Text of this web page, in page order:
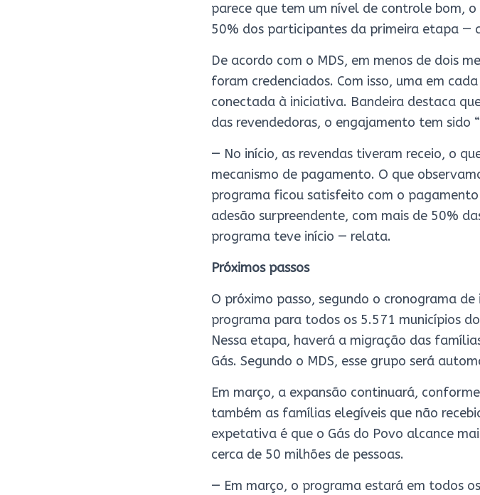
parece que tem um nível de controle bom,
50% dos participantes da primeira etapa —
De acordo com o MDS, em menos de dois
foram credenciados. Com isso, uma em
conectada à iniciativa. Bandeira destaca
das revendedoras, o engajamento tem sido
— No início, as revendas tiveram receio, o
mecanismo de pagamento. O que
programa ficou satisfeito com o
adesão surpreendente, com mais de 50%
programa teve início — relata.
Próximos passos
O próximo passo, segundo o cronograma
programa para todos os 5.571 municípios
Nessa etapa, haverá a migração das
Gás. Segundo o MDS, esse grupo será
Em março, a expansão continuará,
também as famílias elegíveis que não
expetativa é que o Gás do Povo alcance
cerca de 50 milhões de pessoas.
— Em março, o programa estará em todos